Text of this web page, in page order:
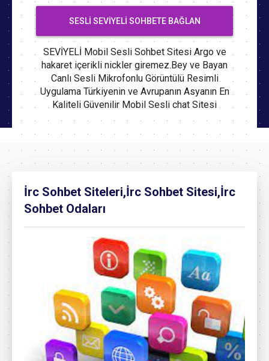
SESLI SEVIYELI SOHBETE BAĞLAN
SEVİYELİ Mobil Sesli Sohbet Sitesi Argo ve
hakaret içerikli nickler giremez.Bey ve Bayan
Canlı Sesli Mikrofonlu Görüntülü Resimli
Uygulama Türkiyenin ve Avrupanın Asyanın En
Kaliteli Güvenilir Mobil Sesli chat Sitesi
İrc Sohbet Siteleri,İrc Sohbet Sitesi,İrc
Sohbet Odaları